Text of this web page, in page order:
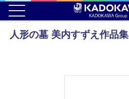
人形の墓 美内すずえ作品集